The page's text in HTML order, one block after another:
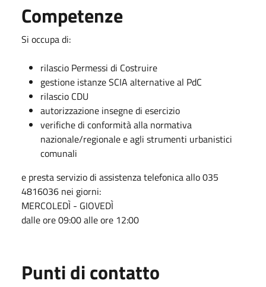
Competenze
Si occupa di:
rilascio Permessi di Costruire
gestione istanze SCIA alternative al PdC
rilascio CDU
autorizzazione insegne di esercizio
verifiche di conformità alla normativa
nazionale/regionale e agli strumenti urbanistici
comunali
e presta servizio di assistenza telefonica allo 035
4816036 nei giorni:
MERCOLEDÌ - GIOVEDÌ
dalle ore 09:00 alle ore 12:00
Punti di contatto